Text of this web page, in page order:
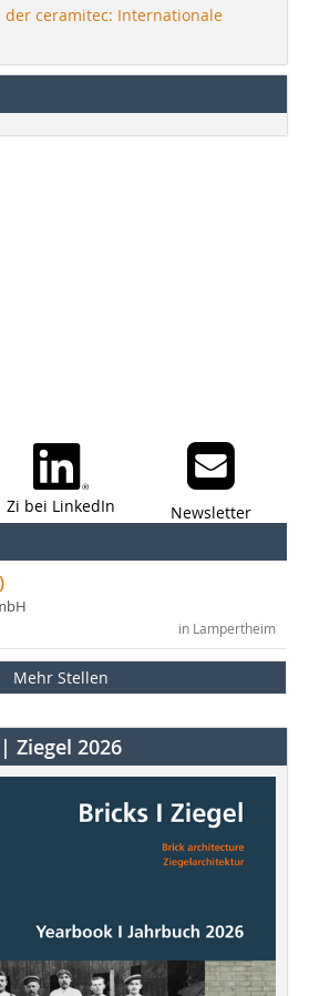
ceramitec: Internationale
Zi bei LinkedIn Newsletter
in Lampertheim
Mehr Stellen
Ziegel 2026